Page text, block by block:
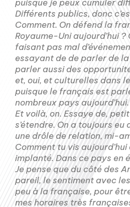
puisque je peux cumuler
Différents publics, donc
Comment. On défend la
Royaume-Uni aujourd’hui ?
faisant pas mal
essayant de de parler de
parler aussi des
et, oui, et culturelles dans
puisque le français est
nombreux pays aujourd’hui.
Et voilà, on. Essaye de,
s’étendre. On a toujours eu
une drôle de relation, mi-
Comment tu vis
implanté. Dans ce pays en
Je pense que du côté des
pareil, le sentiment avec
peu à la française, pour
mes horaires très